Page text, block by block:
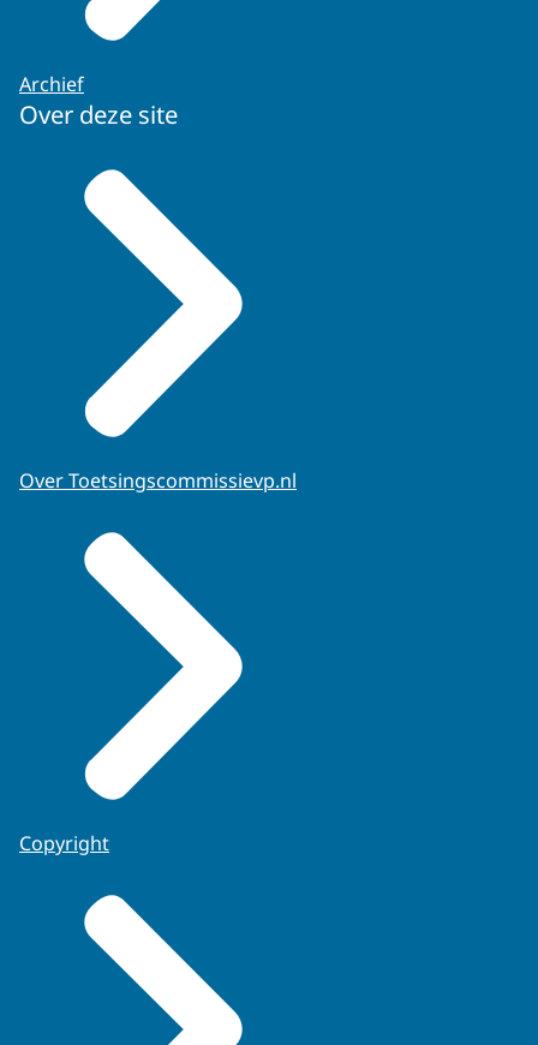
Archief
Over deze site
Over Toetsingscommissievp.nl
Copyright